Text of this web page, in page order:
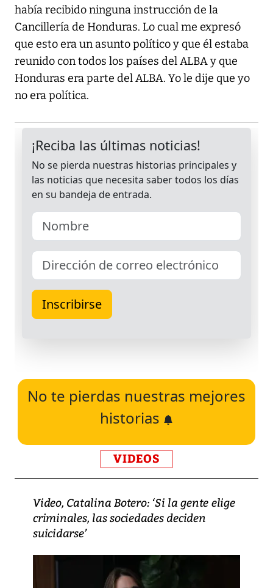
había recibido ninguna instrucción de la
Cancillería de Honduras. Lo cual me expresó
que esto era un asunto político y que él estaba
reunido con todos los países del ALBA y que
Honduras era parte del ALBA. Yo le dije que yo
no era política.
No te pierdas nuestras mejores
historias
VIDEOS
Video, Catalina Botero: ‘Si la gente elige
criminales, las sociedades deciden
suicidarse’